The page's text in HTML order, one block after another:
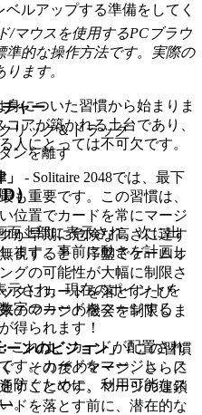
/マウスを使用するPCブラウ
準的な操作方法です。実際の
ます。
ャー
リック＆ドラッグ
ンを離す
）
面上部に表示され、次に出
ます。事前に動きを計画し
示され、現在のポイントを
字のカードをマージする
得られます！
:これは、カードが配置され
す。カードをマージし、ス
防ぐために、利用可能なス
。
ルアップする準備をしてく
についた習慣から始まりま
アが築かれる土台であり、
人にとっては不可欠です。
- Solitaire 2048では、最下
も重要です。この習慣は、
位置でカードを常にマージ
が早期に危険な高さに達す
視すると、序盤でゲームオ
グの可能性が大幅に制限さ
クにカードを落とすたび
のマージの機会を制限しま
ーンのビジョン」- この習慣
、その後のマージ、さらに
すことです。マージの連鎖
ドを落とす前に、潜在的な